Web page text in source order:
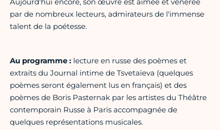
par de nombreux lecteurs, admirateurs de l'immense
talent de la poétesse.
Au programme : lecture en russe des poèmes et
extraits du Journal intime de Tsvetaïeva (quelques
poèmes seront également lus en français) et des
poèmes de Boris Pasternak par les artistes du Théâtre
contemporain Russe à Paris accompagnée de
quelques représentations musicales.